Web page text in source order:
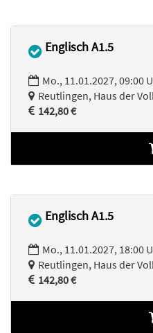
Englisch A1.5
Mo., 11.01.2027, 09:00
Reutlingen, Haus der
142,80 €
Englisch A1.5
Mo., 11.01.2027, 18:00
Reutlingen, Haus der
142,80 €